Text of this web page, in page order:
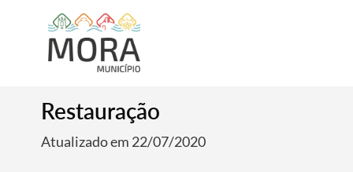
Restauração
Atualizado em 22/07/2020